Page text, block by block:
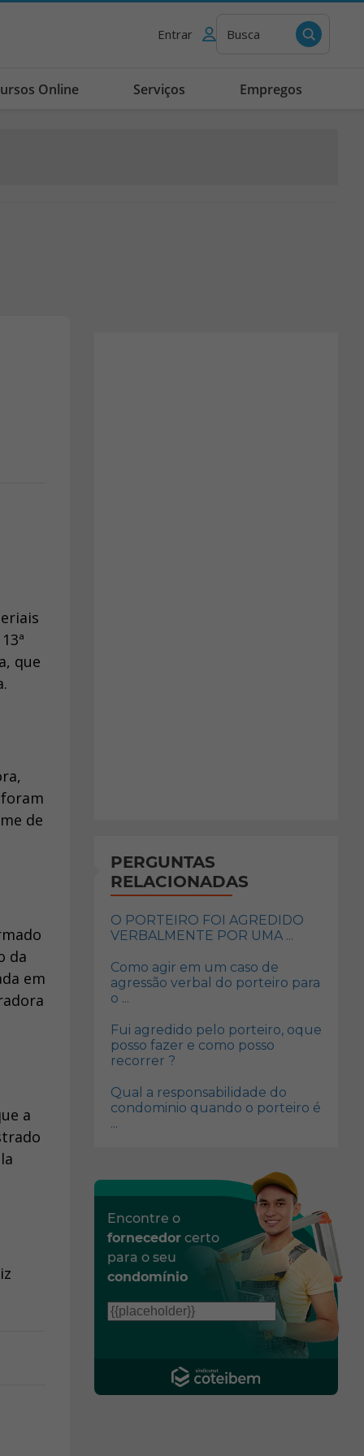
Entrar Busca
Online Serviços Empregos
que
de
da
em
a
PERGUNTAS
RELACIONADAS
O PORTEIRO FOI AGREDIDO
VERBALMENTE POR UMA ...
Como agir em um caso de
agressão verbal do porteiro para
o ...
Fui agredido pelo porteiro, oque
posso fazer e como posso
recorrer ?
Qual a responsabilidade do
condominio quando o porteiro é
...
Encontre o
fornecedor certo
para o seu
condomínio